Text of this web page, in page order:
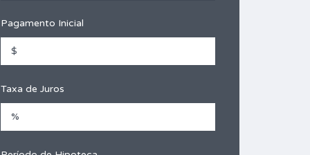
Pagamento Inicial
Taxa de Juros